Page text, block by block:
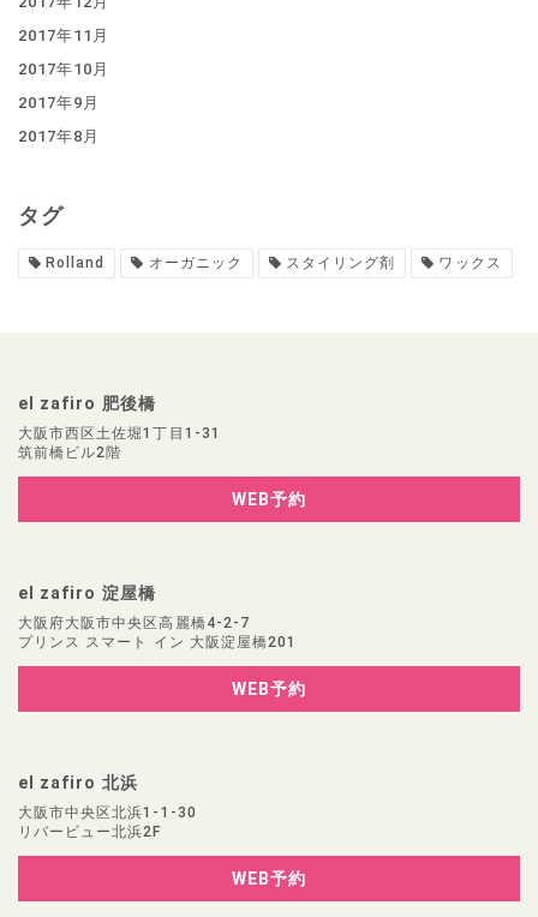
2017年11月
2017年10月
2017年9月
2017年8月
タグ
Rolland オーガニック スタイリング剤 ワックス
el zafiro 肥後橋
大阪市西区土佐堀1丁目1-31
筑前橋ビル2階
WEB予約
el zafiro 淀屋橋
大阪府大阪市中央区高麗橋4-2-7
プリンス スマート イン 大阪淀屋橋201
WEB予約
el zafiro 北浜
大阪市中央区北浜1-1-30
リバービュー北浜2F
WEB予約